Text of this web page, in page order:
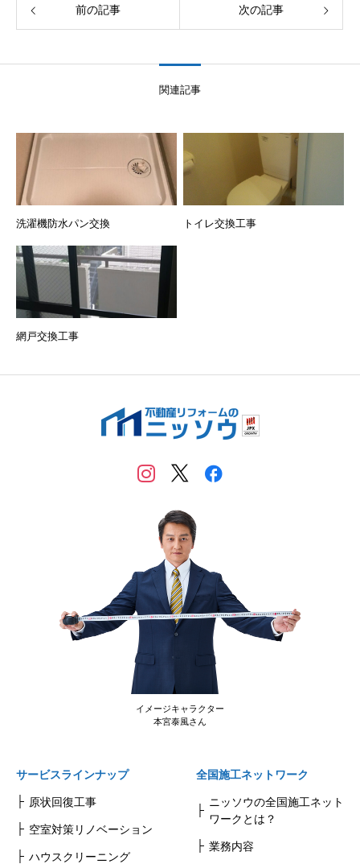
前の記事 次の記事
関連記事
洗濯機防水パン交換 トイレ交換工事
網戸交換工事
イメージキャラクター
本宮泰風さん
サービスラインナップ
原状回復工事
空室対策リノベーション
ハウスクリーニング
全国施工ネットワーク
ニッソウの全国施工ネット
ワークとは？
業務内容